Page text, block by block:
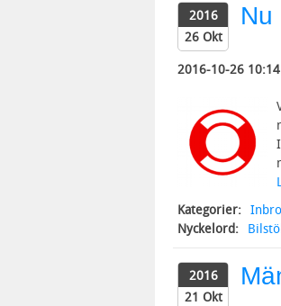
2016
26 Okt
Nu
2016-10-26 10:14
Kategorier:
Nyckelord:
2016
21 Okt